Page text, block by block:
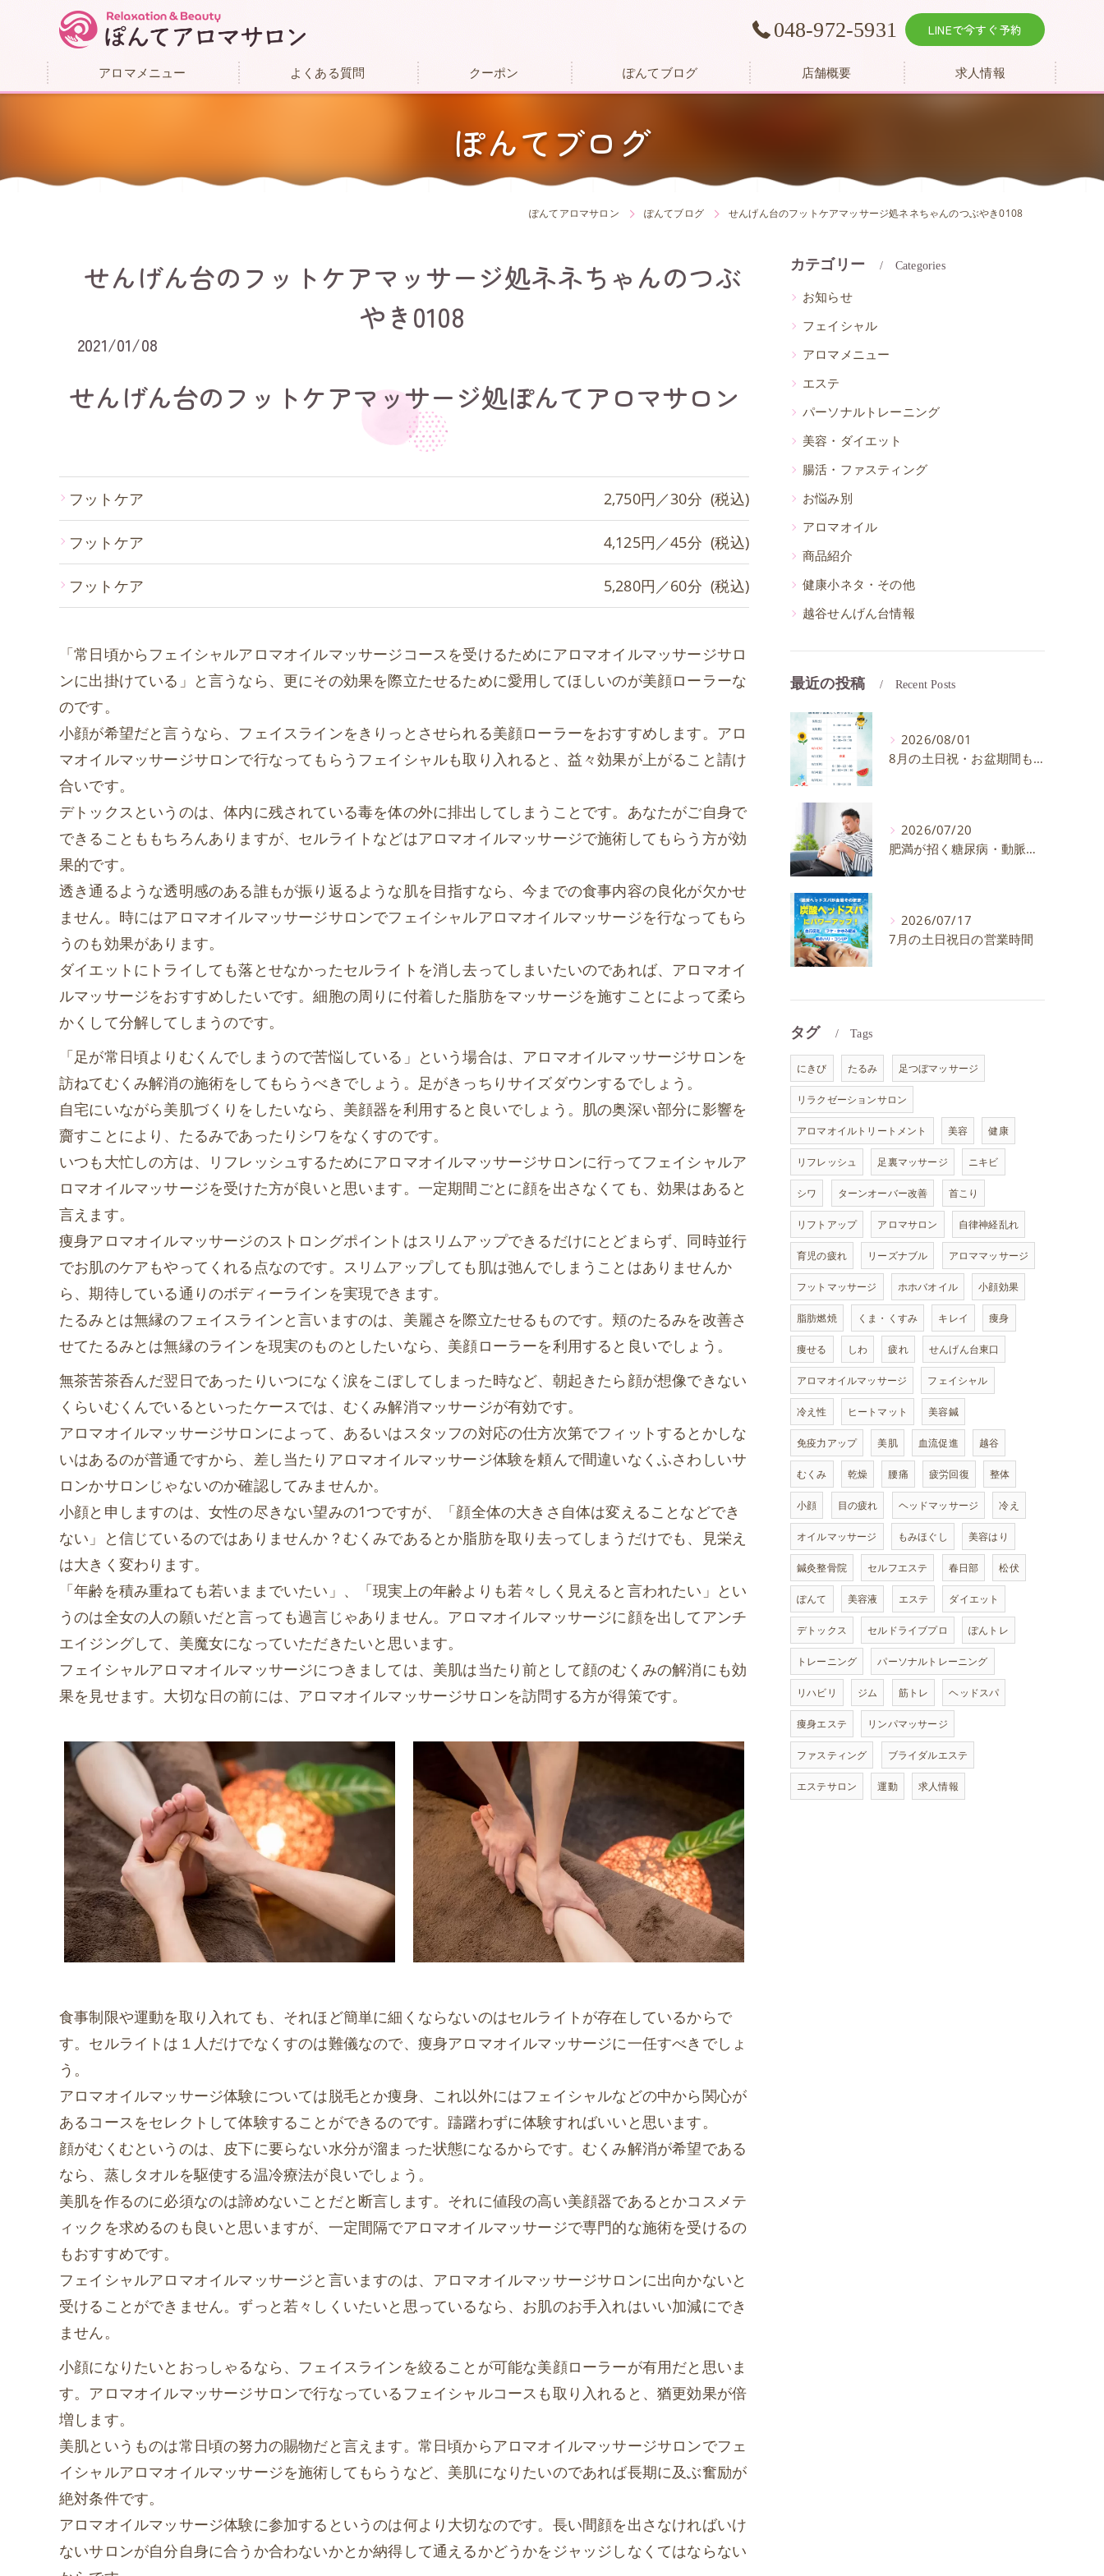
048-972-5931 LINEで今すぐ予約
アロマメニュー よくある質問 クーポン ぽんてブログ 店舗概要 求人情報
ぽんてブログ
ぽんてアロマサロン ぽんてブログ せんげん台のフットケアマッサージ処ネネちゃんのつぶやき0108
せんげん台のフットケアマッサージ処ネネちゃんのつぶ
やき0108
2021/01/08
せんげん台のフットケアマッサージ処ぽんてアロマサロン
フットケア 2,750円／30分 (税込)
フットケア 4,125円／45分 (税込)
フットケア 5,280円／60分 (税込)
「常日頃からフェイシャルアロマオイルマッサージコースを受けるためにアロマオイルマッサージサロ
ンに出掛けている」と言うなら、更にその効果を際立たせるために愛用してほしいのが美顔ローラーな
のです。
小顔が希望だと言うなら、フェイスラインをきりっとさせられる美顔ローラーをおすすめします。アロ
マオイルマッサージサロンで行なってもらうフェイシャルも取り入れると、益々効果が上がること請け
合いです。
デトックスというのは、体内に残されている毒を体の外に排出してしまうことです。あなたがご自身で
できることももちろんありますが、セルライトなどはアロマオイルマッサージで施術してもらう方が効
果的です。
透き通るような透明感のある誰もが振り返るような肌を目指すなら、今までの食事内容の良化が欠かせ
ません。時にはアロマオイルマッサージサロンでフェイシャルアロマオイルマッサージを行なってもら
うのも効果があります。
ダイエットにトライしても落とせなかったセルライトを消し去ってしまいたいのであれば、アロマオイ
ルマッサージをおすすめしたいです。細胞の周りに付着した脂肪をマッサージを施すことによって柔ら
かくして分解してしまうのです。
「足が常日頃よりむくんでしまうので苦悩している」という場合は、アロマオイルマッサージサロンを
訪ねてむくみ解消の施術をしてもらうべきでしょう。足がきっちりサイズダウンするでしょう。
自宅にいながら美肌づくりをしたいなら、美顔器を利用すると良いでしょう。肌の奥深い部分に影響を
齎すことにより、たるみであったりシワをなくすのです。
いつも大忙しの方は、リフレッシュするためにアロマオイルマッサージサロンに行ってフェイシャルア
ロマオイルマッサージを受けた方が良いと思います。一定期間ごとに顔を出さなくても、効果はあると
言えます。
痩身アロマオイルマッサージのストロングポイントはスリムアップできるだけにとどまらず、同時並行
でお肌のケアもやってくれる点なのです。スリムアップしても肌は弛んでしまうことはありませんか
ら、期待している通りのボディーラインを実現できます。
たるみとは無縁のフェイスラインと言いますのは、美麗さを際立たせるものです。頬のたるみを改善さ
せてたるみとは無縁のラインを現実のものとしたいなら、美顔ローラーを利用すると良いでしょう。
無茶苦茶呑んだ翌日であったりいつになく涙をこぼしてしまった時など、朝起きたら顔が想像できない
くらいむくんでいるといったケースでは、むくみ解消マッサージが有効です。
アロマオイルマッサージサロンによって、あるいはスタッフの対応の仕方次第でフィットするとかしな
いはあるのが普通ですから、差し当たりアロマオイルマッサージ体験を頼んで間違いなくふさわしいサ
ロンかサロンじゃないのか確認してみませんか。
小顔と申しますのは、女性の尽きない望みの1つですが、「顔全体の大きさ自体は変えることなどでき
ない」と信じているのではありませんか？むくみであるとか脂肪を取り去ってしまうだけでも、見栄え
は大きく変わります。
「年齢を積み重ねても若いままでいたい」、「現実上の年齢よりも若々しく見えると言われたい」とい
うのは全女の人の願いだと言っても過言じゃありません。アロマオイルマッサージに顔を出してアンチ
エイジングして、美魔女になっていただきたいと思います。
フェイシャルアロマオイルマッサージにつきましては、美肌は当たり前として顔のむくみの解消にも効
果を見せます。大切な日の前には、アロマオイルマッサージサロンを訪問する方が得策です。
食事制限や運動を取り入れても、それほど簡単に細くならないのはセルライトが存在しているからで
す。セルライトは１人だけでなくすのは難儀なので、痩身アロマオイルマッサージに一任すべきでしょ
う。
アロマオイルマッサージ体験については脱毛とか痩身、これ以外にはフェイシャルなどの中から関心が
あるコースをセレクトして体験することができるのです。躊躇わずに体験すればいいと思います。
顔がむくむというのは、皮下に要らない水分が溜まった状態になるからです。むくみ解消が希望である
なら、蒸しタオルを駆使する温冷療法が良いでしょう。
美肌を作るのに必須なのは諦めないことだと断言します。それに値段の高い美顔器であるとかコスメテ
ィックを求めるのも良いと思いますが、一定間隔でアロマオイルマッサージで専門的な施術を受けるの
もおすすめです。
フェイシャルアロマオイルマッサージと言いますのは、アロマオイルマッサージサロンに出向かないと
受けることができません。ずっと若々しくいたいと思っているなら、お肌のお手入れはいい加減にでき
ません。
小顔になりたいとおっしゃるなら、フェイスラインを絞ることが可能な美顔ローラーが有用だと思いま
す。アロマオイルマッサージサロンで行なっているフェイシャルコースも取り入れると、猶更効果が倍
増します。
美肌というものは常日頃の努力の賜物だと言えます。常日頃からアロマオイルマッサージサロンでフェ
イシャルアロマオイルマッサージを施術してもらうなど、美肌になりたいのであれば長期に及ぶ奮励が
絶対条件です。
アロマオイルマッサージ体験に参加するというのは何より大切なのです。長い間顔を出さなければいけ
ないサロンが自分自身に合うか合わないかとか納得して通えるかどうかをジャッジしなくてはならない
カテゴリー Categories
お知らせ
フェイシャル
アロマメニュー
エステ
パーソナルトレーニング
美容・ダイエット
腸活・ファスティング
お悩み別
アロマオイル
商品紹介
健康小ネタ・その他
越谷せんげん台情報
最近の投稿 Recent Posts
2026/08/01
8月の土日祝・お盆期間も通常通り営業いたします
2026/07/20
肥満が招く糖尿病・動脈硬化のリスクとは？30代40代男性が今すぐ始めたい予防法を徹底解説
2026/07/17
7月の土日祝日の営業時間
タグ Tags
にきび たるみ 足つぼマッサージ
リラクゼーションサロン
アロマオイルトリートメント 美容 健康
リフレッシュ 足裏マッサージ ニキビ
シワ ターンオーバー改善 首こり
リフトアップ アロマサロン 自律神経乱れ
育児の疲れ リーズナブル アロママッサージ
フットマッサージ ホホバオイル 小顔効果
脂肪燃焼 くま・くすみ キレイ 痩身
痩せる しわ 疲れ せんげん台東口
アロマオイルマッサージ フェイシャル
冷え性 ヒートマット 美容鍼
免疫力アップ 美肌 血流促進 越谷
むくみ 乾燥 腰痛 疲労回復 整体
小顔 目の疲れ ヘッドマッサージ 冷え
オイルマッサージ もみほぐし 美容はり
鍼灸整骨院 セルフエステ 春日部 松伏
ぽんて 美容液 エステ ダイエット
デトックス セルドライブプロ ぽんトレ
トレーニング パーソナルトレーニング
リハビリ ジム 筋トレ ヘッドスパ
痩身エステ リンパマッサージ
ファスティング ブライダルエステ
エステサロン 運動 求人情報